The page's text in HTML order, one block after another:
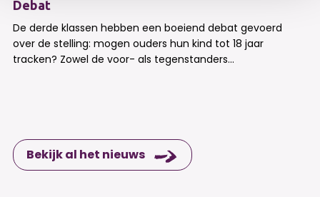
Debat
De derde klassen hebben een boeiend debat gevoerd
over de stelling: mogen ouders hun kind tot 18 jaar
tracken? Zowel de voor- als tegenstanders...
Bekijk al het nieuws